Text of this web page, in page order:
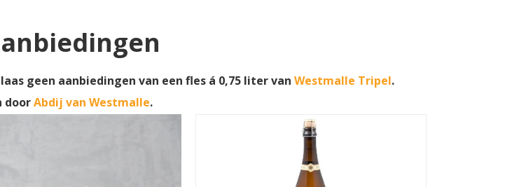
geen aanbiedingen van een fles á 0,75 liter van Westmalle Tripel.
doorAbdij van Westmalle.